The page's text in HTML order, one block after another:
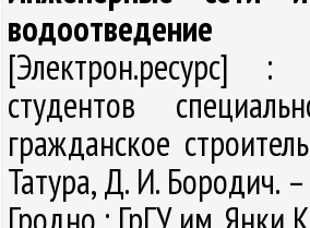
водоотведение
[Электрон.ресурс] :
студентов
гражданское
Татура, Д. И. Бородич.